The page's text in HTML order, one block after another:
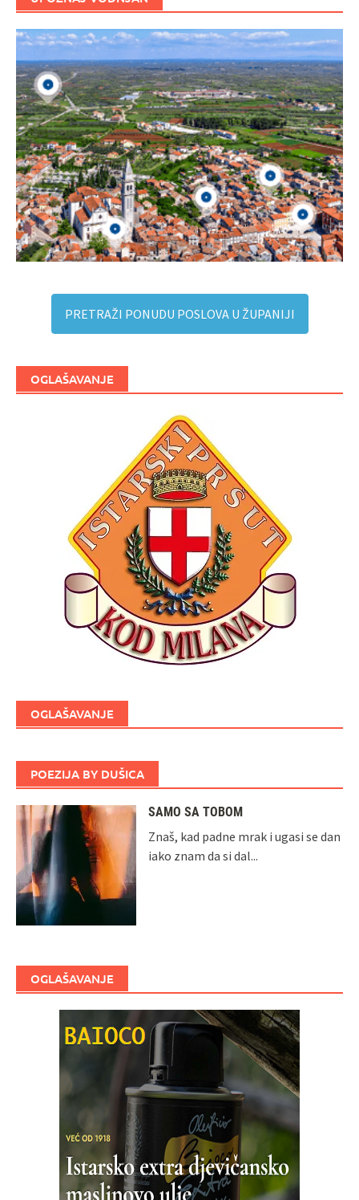
PRETRAŽI PONUDU POSLOVA U ŽUPANIJI
OGLAŠAVANJE
OGLAŠAVANJE
POEZIJA BY DUŠICA
SAMO SA TOBOM
Znaš, kad padne mrak i ugasi se dan
iako znam da si dal...
OGLAŠAVANJE